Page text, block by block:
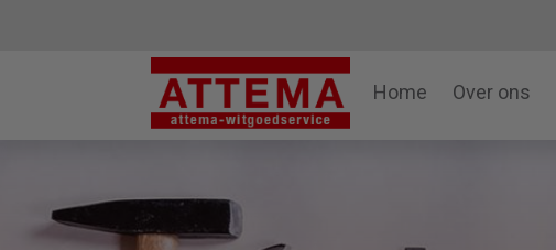
Home Over ons